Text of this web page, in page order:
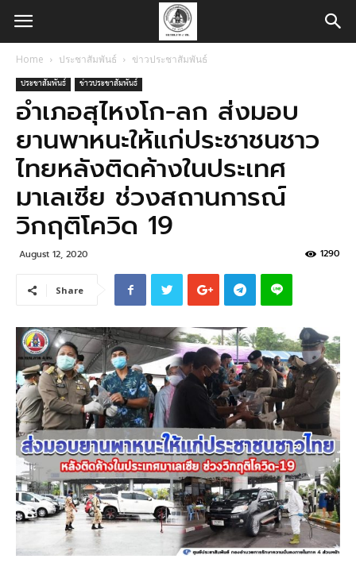
Home ประชาสัมพันธ์ ข่าวประชาสัมพันธ์
ประชาสัมพันธ์ ข่าวประชาสัมพันธ์
อำเภอสุไหงโก-ลก ส่งมอบ
ยานพาหนะให้แก่ประชาชนชาว
ไทยหลังติดค้างในประเทศ
มาเลเซีย ช่วงสถานการณ์
วิกฤติโควิด 19
August 12, 2020 1290
Share